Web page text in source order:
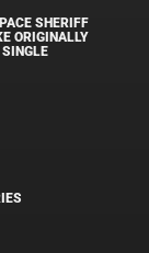
SHERIFF
ORIGINALLY